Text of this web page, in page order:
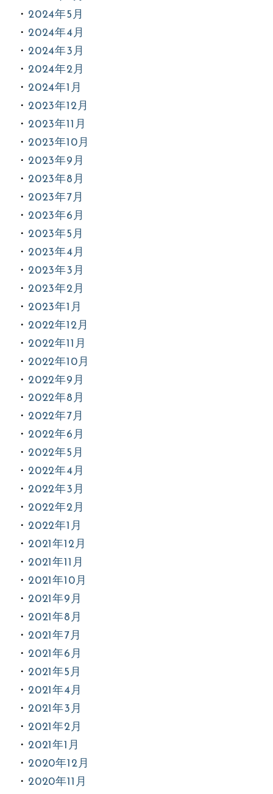
2024年5月
2024年4月
2024年3月
2024年2月
2024年1月
2023年12月
2023年11月
2023年10月
2023年9月
2023年8月
2023年7月
2023年6月
2023年5月
2023年4月
2023年3月
2023年2月
2023年1月
2022年12月
2022年11月
2022年10月
2022年9月
2022年8月
2022年7月
2022年6月
2022年5月
2022年4月
2022年3月
2022年2月
2022年1月
2021年12月
2021年11月
2021年10月
2021年9月
2021年8月
2021年7月
2021年6月
2021年5月
2021年4月
2021年3月
2021年2月
2021年1月
2020年12月
2020年11月